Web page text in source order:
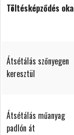
Töltésképződés oka
Átsétálás szőnyegen
keresztül
Átsétálás műanyag
padlón át